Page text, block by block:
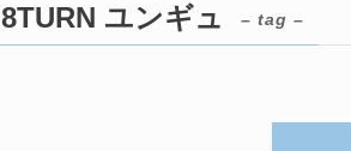
8TURN ユンギュ – tag –